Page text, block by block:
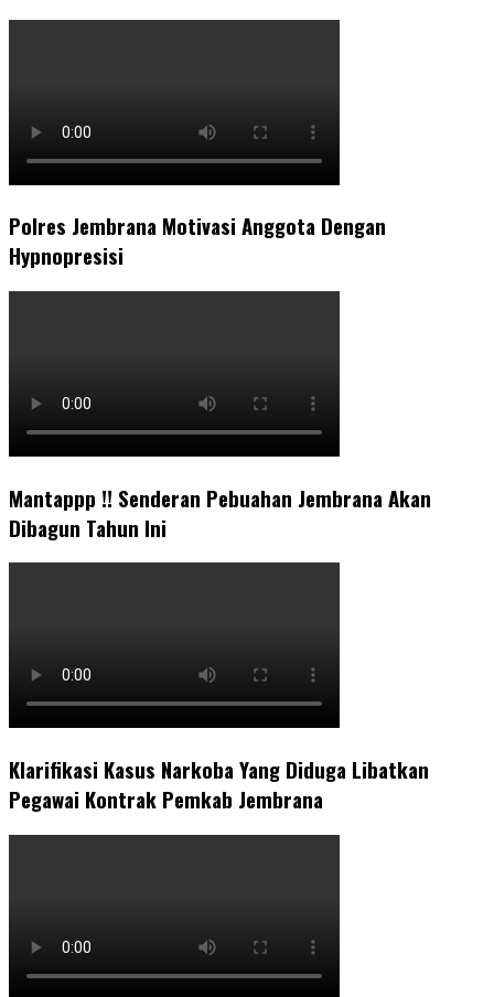
Polres Jembrana Motivasi Anggota Dengan
Hypnopresisi
Mantappp !! Senderan Pebuahan Jembrana Akan
Dibagun Tahun Ini
Klarifikasi Kasus Narkoba Yang Diduga Libatkan
Pegawai Kontrak Pemkab Jembrana